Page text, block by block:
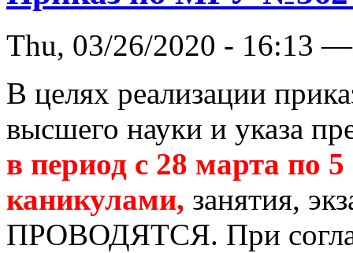
Thu, 03/26/2020 - 16:13
В целях реализации
высшего науки и указа
в период с 28 марта по
каникулами, занятия,
ПРОВОДЯТСЯ. При